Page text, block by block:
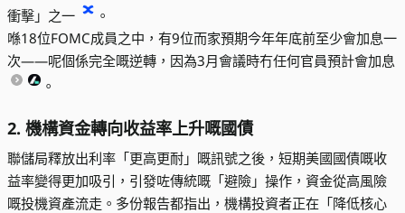
衝擊」之一
。
喺18位FOMC成員之中，有9位而家預期今年年底前至少會加息一
次——呢個係完全嘅逆轉，因為3月會議時冇任何官員預計會加息
。
2. 機構資金轉向收益率上升嘅國債
聯儲局釋放出利率「更高更耐」嘅訊號之後，短期美國國債嘅收
益率變得更加吸引，引發咗傳統嘅「避險」操作，資金從高風險
嘅投機資產流走。多份報告都指出，機構投資者正在「降低核心